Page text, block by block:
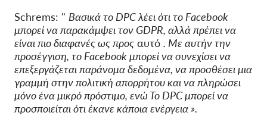
Schrems: " Βασικά το DPC λέει ότι το Facebook
μπορεί να παρακάμψει τον GDPR, αλλά πρέπει να
είναι πιο διαφανές ως προς αυτό . Με αυτήν την
προσέγγιση, το Facebook μπορεί να συνεχίσει να
επεξεργάζεται παράνομα δεδομένα, να προσθέσει μια
γραμμή στην πολιτική απορρήτου και να πληρώσει
μόνο ένα μικρό πρόστιμο, ενώ Το DPC μπορεί να
προσποιείται ότι έκανε κάποια ενέργεια ».